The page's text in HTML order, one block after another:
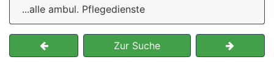
...alle ambul. Pflegedienste
Zur Suche